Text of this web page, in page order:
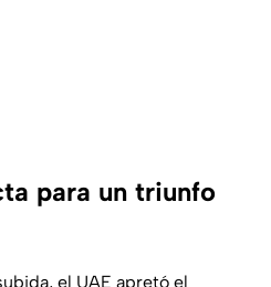
para un triunfo
el UAE apretó el